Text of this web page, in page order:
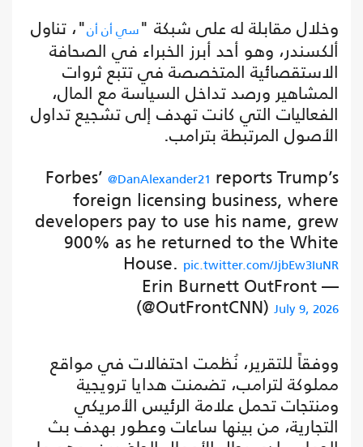
وخلال مقابلة له على شبكة "سي أن أن"، تناول
ألكسندر، وهو أحد أبرز الخبراء في الصحافة
الاستقصائية المتخصصة في تتبع ثروات
المشاهير ورصد تداخل السياسة مع المال،
الفعاليات التي كانت تهدف إلى تشجيع تداول
الأصول المرتبطة بترامب.
Forbes’ @DanAlexander21 reports Trump’s
foreign licensing business, where
developers pay to use his name, grew
900% as he returned to the White
House. pic.twitter.com/JjbEw3IuNR
— Erin Burnett OutFront
(@OutFrontCNN) July 9, 2026
ووفقاً للتقرير، نُظمت احتفالات في مواقع
مملوكة لترامب، تضمنت هدايا ترويجية
ومنتجات تحمل علامة الرئيس الأمريكي
التجارية، من بينها ساعات وعطور بهدف بث